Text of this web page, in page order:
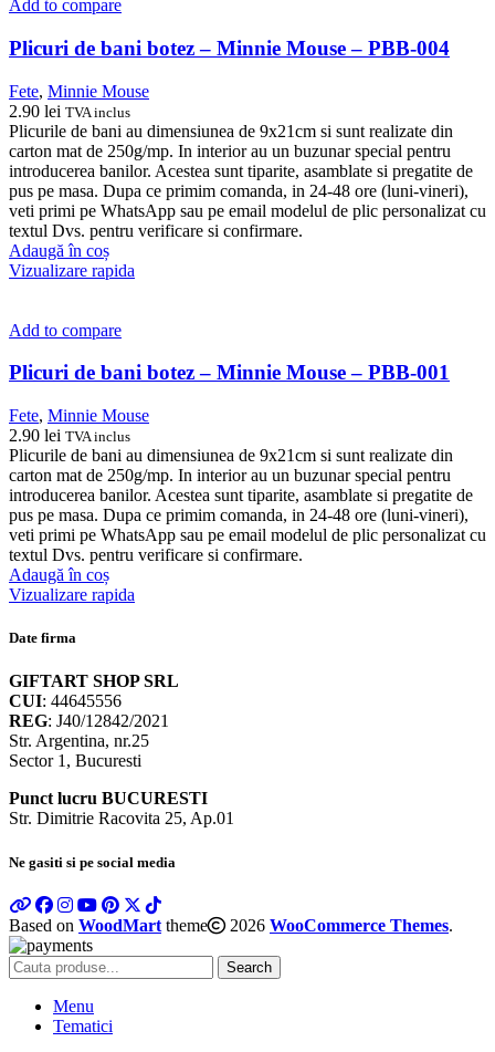
Add to compare
Plicuri de bani botez – Minnie Mouse – PBB-004
Fete, Minnie Mouse
2.90 lei TVA inclus
Plicurile de bani au dimensiunea de 9x21cm si sunt realizate din
carton mat de 250g/mp. In interior au un buzunar special pentru
introducerea banilor. Acestea sunt tiparite, asamblate si pregatite de
pus pe masa. Dupa ce primim comanda, in 24-48 ore (luni-vineri),
veti primi pe WhatsApp sau pe email modelul de plic personalizat cu
textul Dvs. pentru verificare si confirmare.
Adaugă în coș
Vizualizare rapida
Add to compare
Plicuri de bani botez – Minnie Mouse – PBB-001
Fete, Minnie Mouse
2.90 lei TVA inclus
Plicurile de bani au dimensiunea de 9x21cm si sunt realizate din
carton mat de 250g/mp. In interior au un buzunar special pentru
introducerea banilor. Acestea sunt tiparite, asamblate si pregatite de
pus pe masa. Dupa ce primim comanda, in 24-48 ore (luni-vineri),
veti primi pe WhatsApp sau pe email modelul de plic personalizat cu
textul Dvs. pentru verificare si confirmare.
Adaugă în coș
Vizualizare rapida
Date firma
GIFTART SHOP SRL
CUI: 44645556
REG: J40/12842/2021
Str. Argentina, nr.25
Sector 1, Bucuresti
Punct lucru BUCURESTI
Str. Dimitrie Racovita 25, Ap.01
Ne gasiti si pe social media
Based on WoodMart theme 2026 WooCommerce Themes.
Search
Menu
Tematici